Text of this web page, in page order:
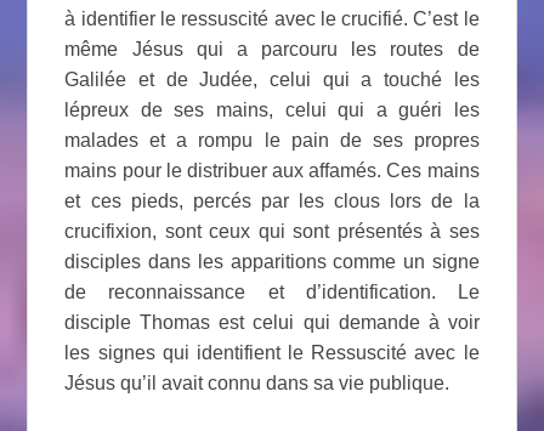
à identifier le ressuscité avec le crucifié. C’est le
même Jésus qui a parcouru les routes de
Galilée et de Judée, celui qui a touché les
lépreux de ses mains, celui qui a guéri les
malades et a rompu le pain de ses propres
mains pour le distribuer aux affamés. Ces mains
et ces pieds, percés par les clous lors de la
crucifixion, sont ceux qui sont présentés à ses
disciples dans les apparitions comme un signe
de reconnaissance et d’identification. Le
disciple Thomas est celui qui demande à voir
les signes qui identifient le Ressuscité avec le
Jésus qu’il avait connu dans sa vie publique.